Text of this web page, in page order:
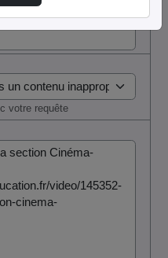
votre requête